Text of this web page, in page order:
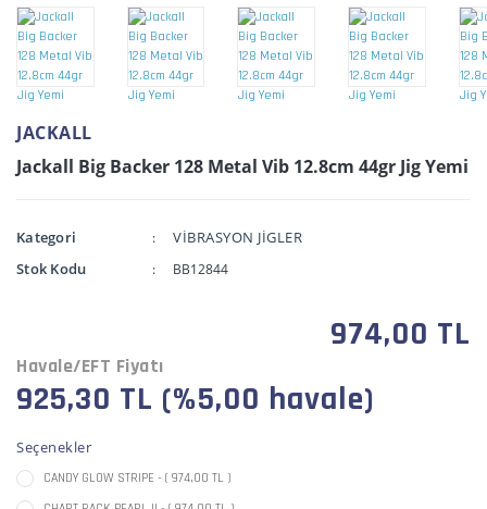
JACKALL
Jackall Big Backer 128 Metal Vib 12.8cm 44gr Jig Yemi
Kategori
VİBRASYON JİGLER
Stok Kodu
BB12844
974,00 TL
Havale/EFT Fiyatı
925,30 TL (%5,00 havale)
Seçenekler
CANDY GLOW STRIPE - ( 974,00 TL )